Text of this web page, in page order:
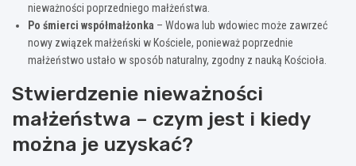
nieważności poprzedniego małżeństwa.
Po śmierci współmałżonka – Wdowa lub wdowiec może zawrzeć
nowy związek małżeński w Kościele, ponieważ poprzednie
małżeństwo ustało w sposób naturalny, zgodny z nauką Kościoła.
Stwierdzenie nieważności
małżeństwa – czym jest i kiedy
można je uzyskać?